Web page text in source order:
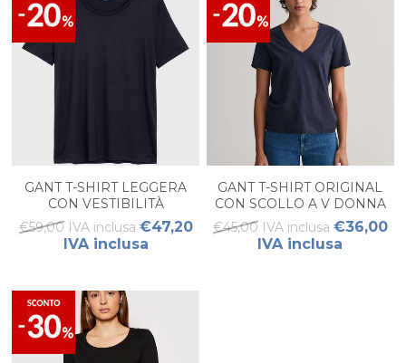
GANT T-SHIRT LEGGERA
CON VESTIBILITÀ
MORBIDA DONNA
€59,00 IVA inclusa €47,20
IVA inclusa
GANT T-SHIRT ORIGINAL
CON SCOLLO A V DONNA
€45,00 IVA inclusa €36,00
IVA inclusa